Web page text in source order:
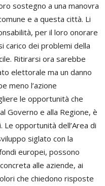
sostegno a una manovra
e a questa città. Li
per il loro onorare
carico dei problemi della
Ritirarsi ora sarebbe
elettorale ma un danno
meno l’azione
le opportunità che
Governo e alla Regione, è
opportunità dell’Area di
siglato con la
europei, possono
alle aziende, ai
che chiedono risposte